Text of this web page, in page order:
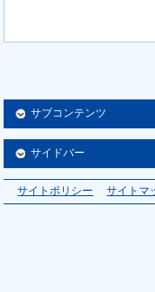
サブコンテンツ
サイドバー
サイトポリシー サイトマ